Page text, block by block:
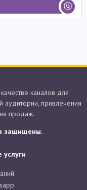
каналов для
привлечения
продаж.
защищены.